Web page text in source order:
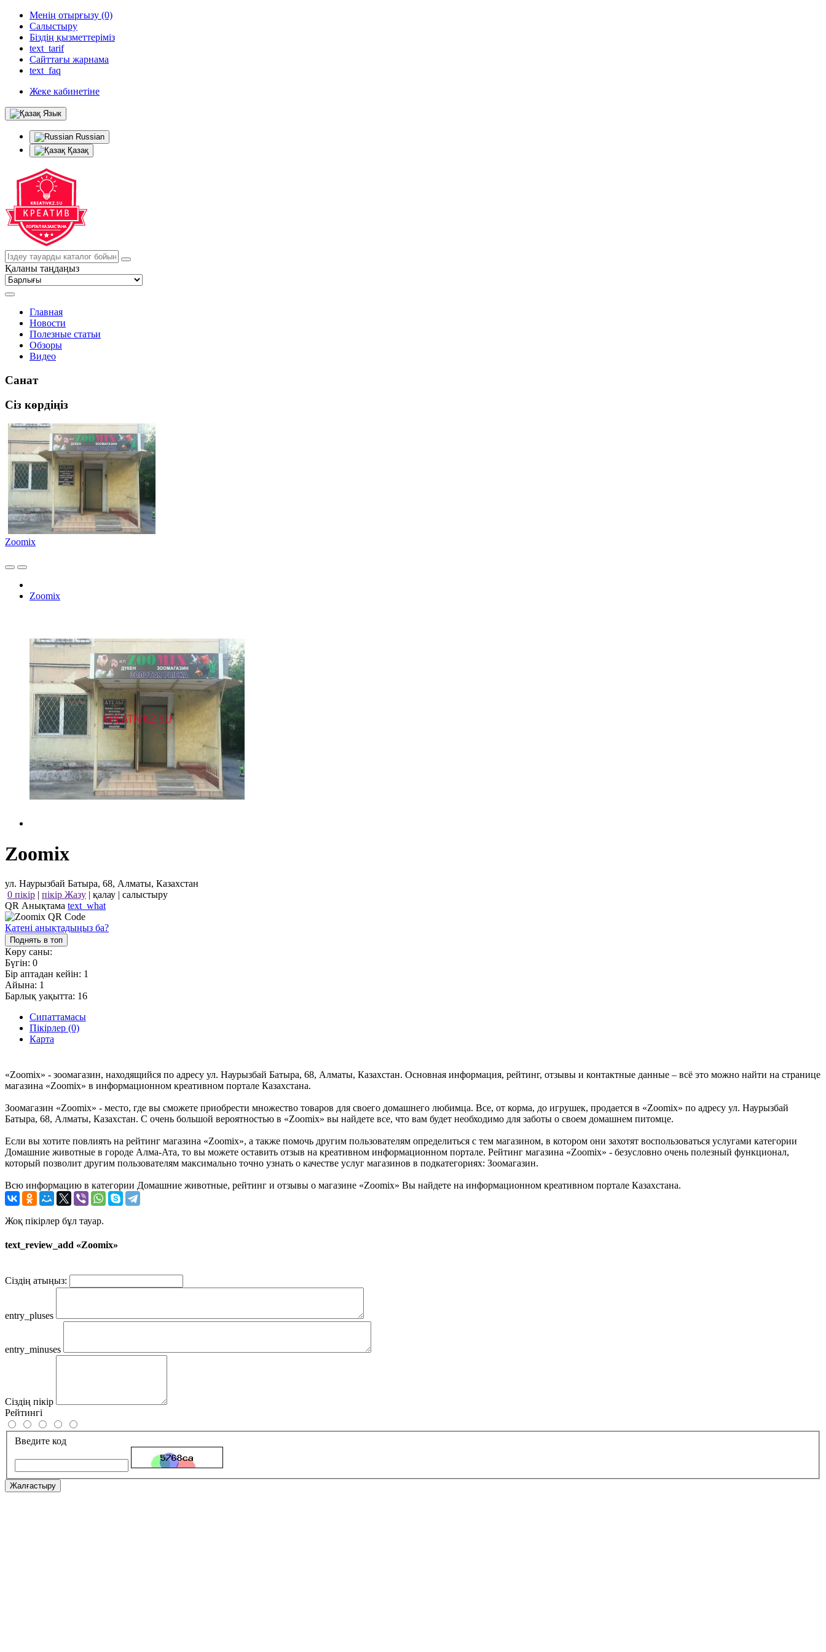
Менің отырғызу (0)
Салыстыру
Біздің қызметтеріміз
text_tarif
Сайттағы жарнама
text_faq
Жеке кабинетіне
Язык
Russian
Қазақ
Қаланы таңдаңыз
Главная
Новости
Полезные статьи
Обзоры
Видео
Санат
Сіз көрдіңіз
Zoomix
Zoomix
Zoomix
ул. Наурызбай Батыра, 68, Алматы, Казахстан
0 пікір | пікір Жазу | қалау | салыстыру
QR Анықтама text_what
Қатені анықтадыңыз ба?
Поднять в топ
Көру саны:
Бүгін: 0
Бір аптадан кейін: 1
Айына: 1
Барлық уақытта: 16
Сипаттамасы
Пікірлер (0)
Карта
«Zoomix» - зоомагазин, находящийся по адресу ул. Наурызбай Батыра, 68, Алматы, Казахстан. Основная информация, рейтинг, отзывы и контактные данные – всё это можно найти на странице
магазина «Zoomix» в информационном креативном портале Казахстана.
Зоомагазин «Zoomix» - место, где вы сможете приобрести множество товаров для своего домашнего любимца. Все, от корма, до игрушек, продается в «Zoomix» по адресу ул. Наурызбай
Батыра, 68, Алматы, Казахстан. С очень большой вероятностью в «Zoomix» вы найдете все, что вам будет необходимо для заботы о своем домашнем питомце.
Если вы хотите повлиять на рейтинг магазина «Zoomix», а также помочь другим пользователям определиться с тем магазином, в котором они захотят воспользоваться услугами категории
Домашние животные в городе Алма-Ата, то вы можете оставить отзыв на креативном информационном портале. Рейтинг магазина «Zoomix» - безусловно очень полезный функционал,
который позволит другим пользователям максимально точно узнать о качестве услуг магазинов в подкатегориях: Зоомагазин.
Всю информацию в категории Домашние животные, рейтинг и отзывы о магазине «Zoomix» Вы найдете на информационном креативном портале Казахстана.
Жоқ пікірлер бұл тауар.
text_review_add «Zoomix»
Сіздің атыңыз:
entry_pluses
entry_minuses
Сіздің пікір
Рейтингі
Введите код
Жалғастыру